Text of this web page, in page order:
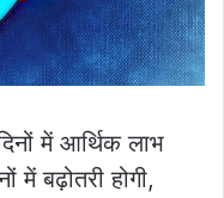
में आर्थिक लाभ
में बढ़ोतरी होगी,